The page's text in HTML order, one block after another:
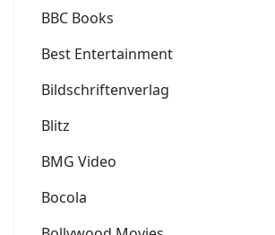
BBC Books
Best Entertainment
Bildschriftenverlag
Blitz
BMG Video
Bocola